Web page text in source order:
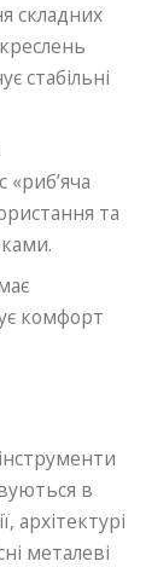
складних
стабільні
«риб’яча
та
комфорт
в
архітектурі
металеві